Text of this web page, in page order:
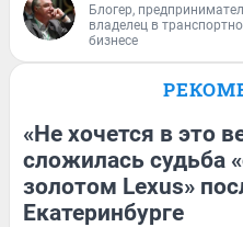
Блогер,
владелец в
бизнесе
«Не хочется в это
сложилась судьба
золотом Lexus»
Екатеринбурге